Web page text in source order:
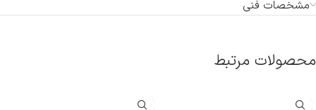
مشخصات فنی
محصولات مرتبط